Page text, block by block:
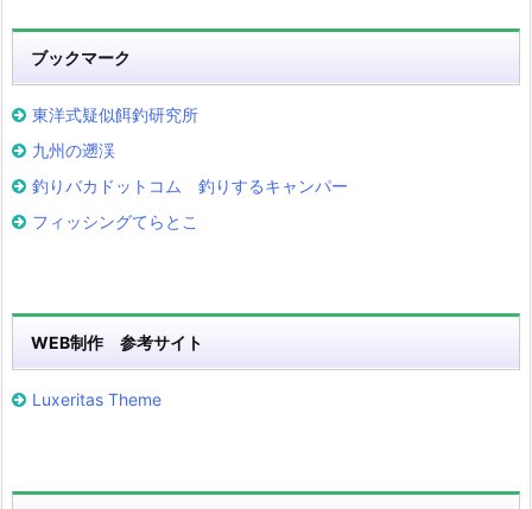
ブックマーク
東洋式疑似餌釣研究所
九州の遡渓
釣りバカドットコム 釣りするキャンパー
フィッシングてらとこ
WEB制作 参考サイト
Luxeritas Theme